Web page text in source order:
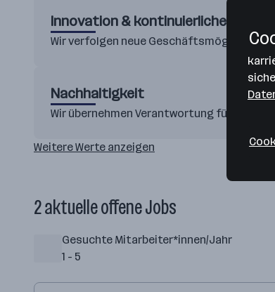
Innovation & kontinuierliche
Wir verfolgen neue
Nachhaltigkeit
Wir übernehmen Verantwortung für die
Weitere Werte anzeigen
2 aktuelle offene Jobs
Gesuchte Mitarbeiter*innen/Jahr
1 - 5